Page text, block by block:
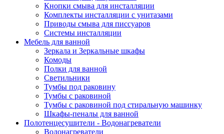
Кнопки смыва для инсталляции
Комплекты инсталляции с унитазами
Приводы смыва для писсуаров
Системы инсталляции
Мебель для ванной
Зеркала и Зеркальные шкафы
Комоды
Полки для ванной
Светильники
Тумбы под раковину
Тумбы с раковиной
Тумбы с раковиной под стиральную машинку
Шкафы-пеналы для ванной
Полотенцесушители - Водонагреватели
Водонагреватели